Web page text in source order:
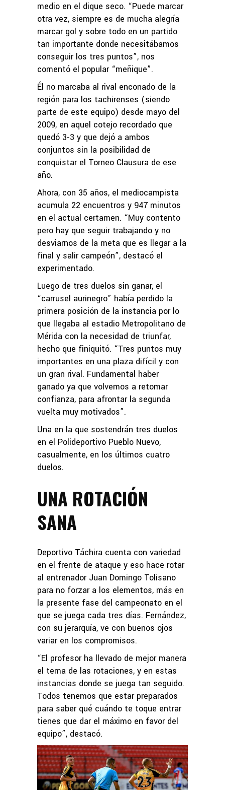
medio en el dique seco. “Puede marcar
otra vez, siempre es de mucha alegría
marcar gol y sobre todo en un partido
tan importante donde necesitábamos
conseguir los tres puntos”, nos
comentó el popular “meñique”.
Él no marcaba al rival enconado de la
región para los tachirenses (siendo
parte de este equipo) desde mayo del
2009, en aquel cotejo recordado que
quedó 3-3 y que dejó a ambos
conjuntos sin la posibilidad de
conquistar el Torneo Clausura de ese
año.
Ahora, con 35 años, el mediocampista
acumula 22 encuentros y 947 minutos
en el actual certamen. “Muy contento
pero hay que seguir trabajando y no
desviarnos de la meta que es llegar a la
final y salir campeón”, destacó el
experimentado.
Luego de tres duelos sin ganar, el
“carrusel aurinegro” había perdido la
primera posición de la instancia por lo
que llegaba al estadio Metropolitano de
Mérida con la necesidad de triunfar,
hecho que finiquitó. “Tres puntos muy
importantes en una plaza difícil y con
un gran rival. Fundamental haber
ganado ya que volvemos a retomar
confianza, para afrontar la segunda
vuelta muy motivados”.
Una en la que sostendrán tres duelos
en el Polideportivo Pueblo Nuevo,
casualmente, en los últimos cuatro
duelos.
UNA ROTACIÓN
SANA
Deportivo Táchira cuenta con variedad
en el frente de ataque y eso hace rotar
al entrenador Juan Domingo Tolisano
para no forzar a los elementos, más en
la presente fase del campeonato en el
que se juega cada tres días. Fernández,
con su jerarquía, ve con buenos ojos
variar en los compromisos.
“El profesor ha llevado de mejor manera
el tema de las rotaciones, y en estas
instancias donde se juega tan seguido.
Todos tenemos que estar preparados
para saber qué cuándo te toque entrar
tienes que dar el máximo en favor del
equipo”, destacó.